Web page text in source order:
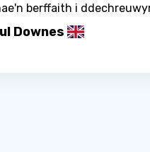
berffaith i
Downes